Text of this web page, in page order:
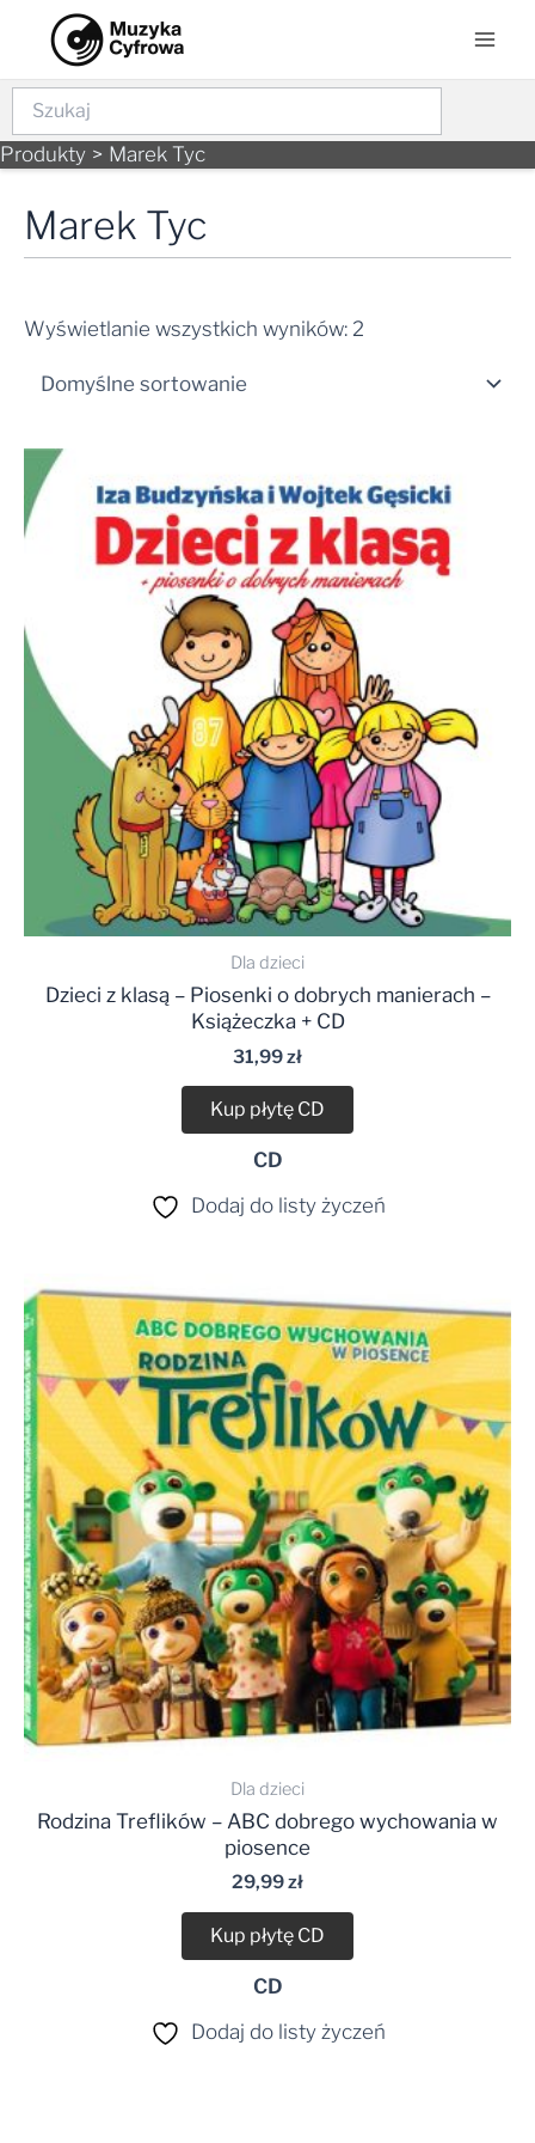
content
Szukaj
Produkty Marek Tyc
Marek Tyc
Wyświetlanie wszystkich wyników: 2
Dla dzieci
Dzieci z klasą – Piosenki o dobrych manierach –
Książeczka + CD
31,99zł
Kup płytę CD
CD
Dodaj do listy życzeń
Dla dzieci
Rodzina Treflików – ABC dobrego wychowania w
piosence
29,99zł
Kup płytę CD
CD
Dodaj do listy życzeń